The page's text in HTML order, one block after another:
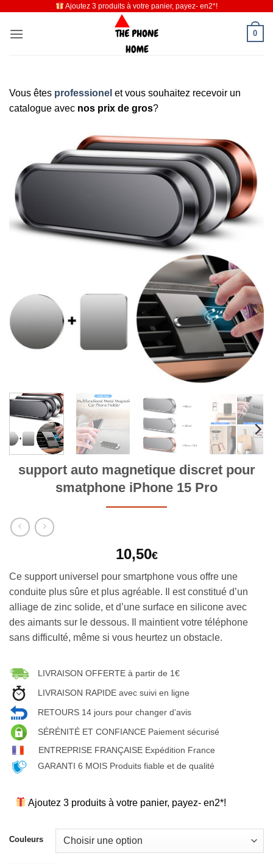
contenu
Ajoutez 3 produits à votre panier, payez- en2*!
0
Vous êtes professionel et vous souhaitez recevoir un
catalogue avec nos prix de gros?
support auto magnetique discret pour
smatphone iPhone 15 Pro
10,50€
Ce support universel pour smartphone vous offre une
conduite plus sûre et plus agréable. Il est constitué d’un
alliage de zinc solide, et d’une surface en silicone avec
des aimants sur le dessous. Il maintient votre téléphone
sans difficulté, même si vous heurtez un obstacle.
LIVRAISON OFFERTE à partir de 1€
LIVRAISON RAPIDE avec suivi en ligne
RETOURS 14 jours pour changer d’avis
SÉRÉNITÉ ET CONFIANCE Paiement sécurisé
ENTREPRISE FRANÇAISE Expédition France
GARANTI 6 MOIS Produits fiable et de qualité
Ajoutez 3 produits à votre panier, payez- en2*!
Couleurs